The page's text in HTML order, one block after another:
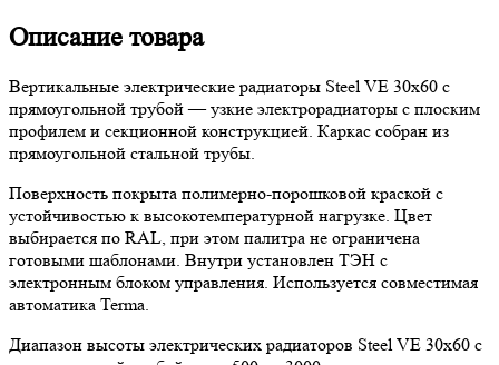
Описание товара
Вертикальные электрические радиаторы Steel VE 30х60 с
прямоугольной трубой — узкие электрорадиаторы с плоским
профилем и секционной конструкцией. Каркас собран из
прямоугольной стальной трубы.
Поверхность покрыта полимерно-порошковой краской с
устойчивостью к высокотемпературной нагрузке. Цвет
выбирается по RAL, при этом палитра не ограничена
готовыми шаблонами. Внутри установлен ТЭН с
электронным блоком управления. Используется совместимая
автоматика Terma.
Диапазон высоты электрических радиаторов Steel VE 30х60 с